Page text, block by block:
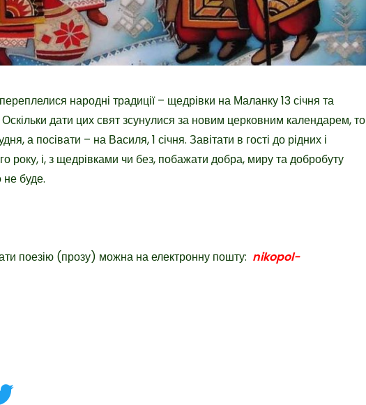
народні традиції – щедрівки на Маланку 13 січня та
дати цих свят зсунулися за новим церковним календарем, то
а посівати – на Василя, 1 січня. Завітати в гості до рідних і
року, і, з щедрівками чи без, побажати добра, миру та добробуту
буде.
поезію (прозу) можна на електронну пошту: nikopol-